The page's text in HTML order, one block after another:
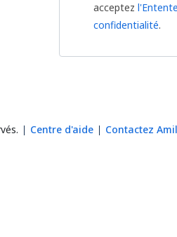
acceptez
confidentialité.
Centre d'aide Contactez